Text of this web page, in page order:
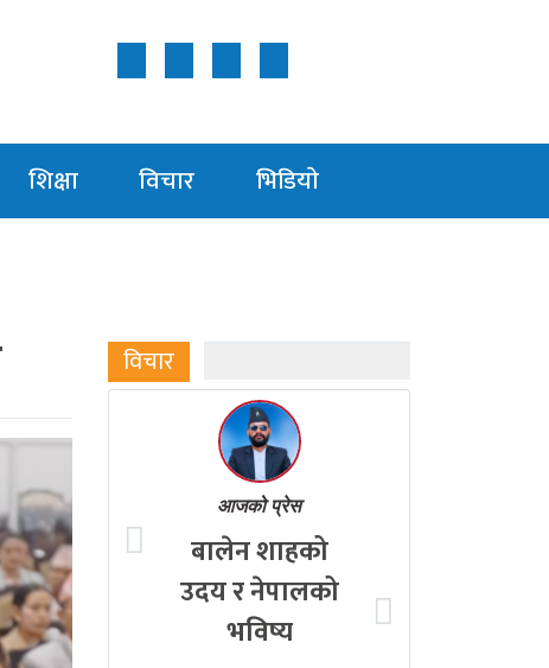
शिक्षा विचार भिडियाे
विचार
आजको प्रेस
बालेन शाहको
उदय र नेपालको
भविष्य